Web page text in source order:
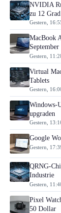
NVIDIA
zu 12 Grad
Gestern,
MacBook
September
Gestern,
Virtual
Tablets
Gestern,
Windows-
upgraden
Gestern,
Google
Gestern,
QRNG-
Industrie
Gestern,
Pixel
50 Dollar